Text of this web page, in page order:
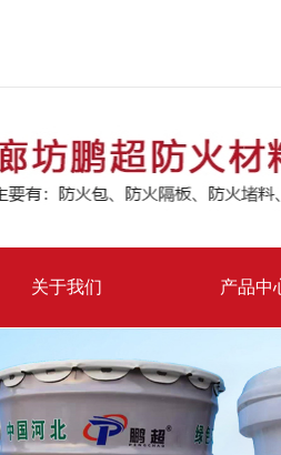
关于我们 产品中